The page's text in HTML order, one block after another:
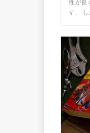
性が良
す。 し